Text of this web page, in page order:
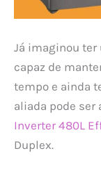
Já imaginou ter
capaz de
tempo e ainda
aliada pode ser
Inverter 480L
Duplex.